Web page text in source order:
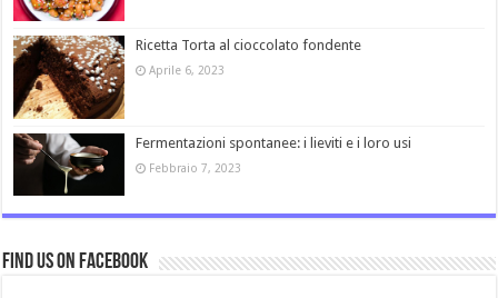
Ricetta Torta al cioccolato fondente
Aprile 6, 2023
Fermentazioni spontanee: i lieviti e i loro usi
Febbraio 7, 2023
Find us on Facebook